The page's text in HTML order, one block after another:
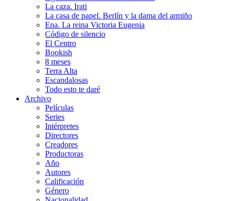
La caza. Irati
La casa de papel. Berlín y la dama del armiño
Ena. La reina Victoria Eugenia
Código de silencio
El Centro
Bookish
8 meses
Terra Alta
Escandalosas
Todo esto te daré
Archivo
Películas
Series
Intérpretes
Directores
Creadores
Productoras
Año
Autores
Calificación
Género